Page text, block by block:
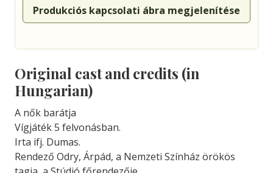
Produkciós kapcsolati ábra megjelenítése
Original cast and credits (in
Hungarian)
A nők barátja
Vígjáték 5 felvonásban.
Irta ifj. Dumas.
Rendező Odry, Árpád, a Nemzeti Színház örökös